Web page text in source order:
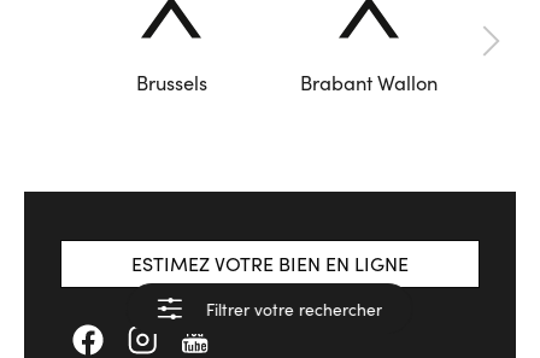
Filtrer votre rechercher
Brussels Brabant Wallon
ESTIMEZ VOTRE BIEN EN LIGNE